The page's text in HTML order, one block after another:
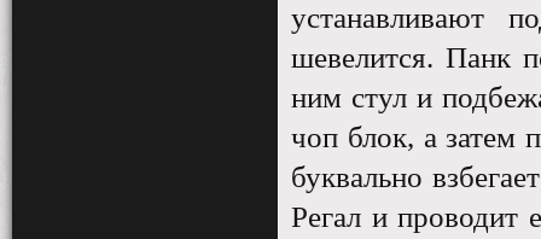
устанавливают
шевелится. Панк
ним стул и
чоп блок, а затем
буквально
Регал и проводит